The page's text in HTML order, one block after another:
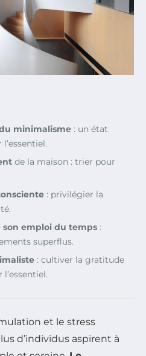
minimalisme : un état
de la maison : trier pour
: privilégier la
emploi du temps :
superflus.
: cultiver la gratitude
et le stress
d’individus aspirent à